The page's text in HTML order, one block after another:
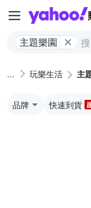
主題樂園
玩樂生活 主
品牌 快速到貨